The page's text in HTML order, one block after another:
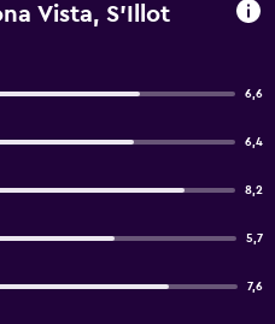
Vista, S'Illot
6,6
6,4
8,2
5,7
7,6